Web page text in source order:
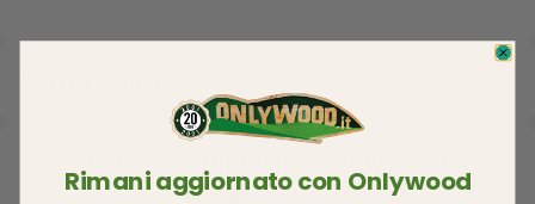
Rimani aggiornato con Onlywood